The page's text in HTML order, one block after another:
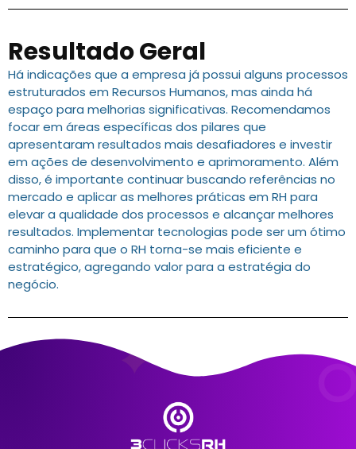
Resultado Geral
Há indicações que a empresa já possui alguns processos
estruturados em Recursos Humanos, mas ainda há
espaço para melhorias significativas. Recomendamos
focar em áreas específicas dos pilares que
apresentaram resultados mais desafiadores e investir
em ações de desenvolvimento e aprimoramento. Além
disso, é importante continuar buscando referências no
mercado e aplicar as melhores práticas em RH para
elevar a qualidade dos processos e alcançar melhores
resultados. Implementar tecnologias pode ser um ótimo
caminho para que o RH torna-se mais eficiente e
estratégico, agregando valor para a estratégia do
negócio.